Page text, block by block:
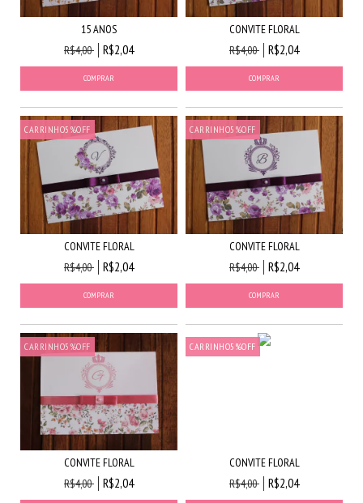
15 ANOS
R$4,00
R$2,04
CONVITE FLORAL
R$4,00
R$2,04
CARRINHO5%OFF
CONVITE FLORAL
R$4,00
R$2,04
CARRINHO5%OFF
CONVITE FLORAL
R$4,00
R$2,04
CARRINHO5%OFF
CONVITE FLORAL
R$4,00
R$2,04
CARRINHO5%OFF
CONVITE FLORAL
R$4,00
R$2,04